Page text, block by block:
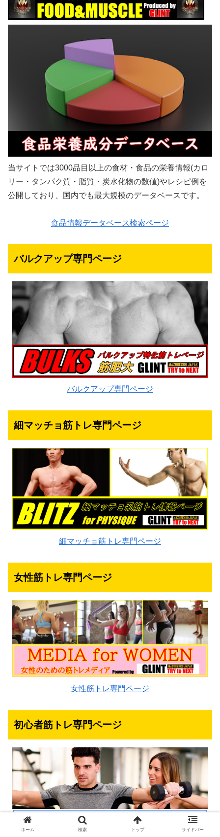
当サイトでは3000品目以上の食材・食品の栄養情報(カロ
リー・タンパク質・脂質・炭水化物の数値)やレシピ例を
公開しており、国内でも最大規模のデータベースです。
食品情報データベース検索ページ
バルクアップ専門ページ
バルクアップ専門ページ
細マッチョ筋トレ専門ページ
細マッチョ筋トレ専門ページ
女性筋トレ専門ページ
女性筋トレ専門ページ
初心者筋トレ専門ページ
ホーム 検索 トップ サイドバー